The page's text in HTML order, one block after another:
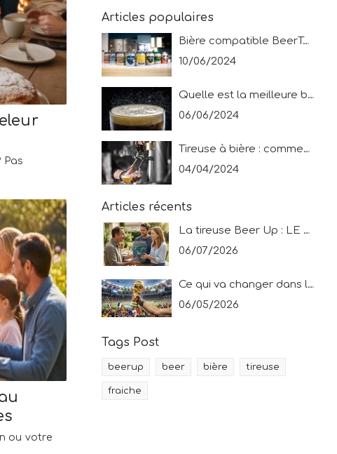
Pas
ou votre
Articles populaires
Bière compatible BeerTender® : découvrez les bières possibles pour les tireuses New Drink System !
10/06/2024
Quelle est la meilleure bière ? Le top 10 des français en 2024 !
06/06/2024
Tireuse à bière : comment servir une bière pression ?
04/04/2024
Articles récents
La tireuse Beer Up : LE cadeau idéal pour une fête des pères très spéciale !
06/07/2026
Ce qui va changer dans le tournoi mondial !
06/05/2026
Tags Post
beerup beer bière tireuse
fraiche